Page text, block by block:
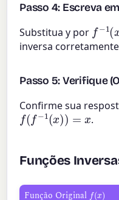
Passo 4: Escreva
Substitua y por
f− 1(x
inversa
Passo 5: Verifique
Confirme sua
f(f−1(x))=x
.
Funções
Função Original f(x